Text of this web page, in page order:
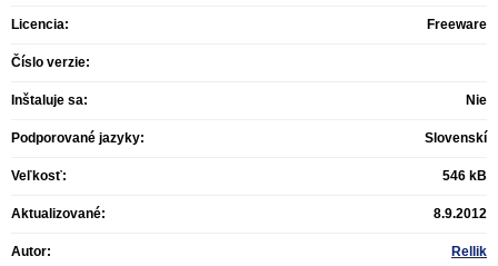
Licencia: Freeware
Číslo verzie:
Inštaluje sa: Nie
Podporované jazyky: Slovenskí
Veľkosť: 546 kB
Aktualizované: 8.9.2012
Autor: Rellik